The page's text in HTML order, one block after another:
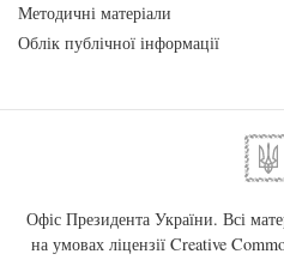
Методичні матеріали
Облік публічної інформації
Офіс Президента України. Всі
на умовах ліцензії Creative